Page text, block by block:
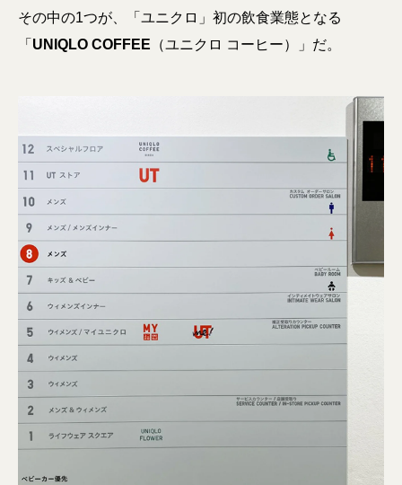
その中の1つが、「ユニクロ」初の飲食業態となる
「 UNIQLO COFFEE （ユニクロ コーヒー）」だ。